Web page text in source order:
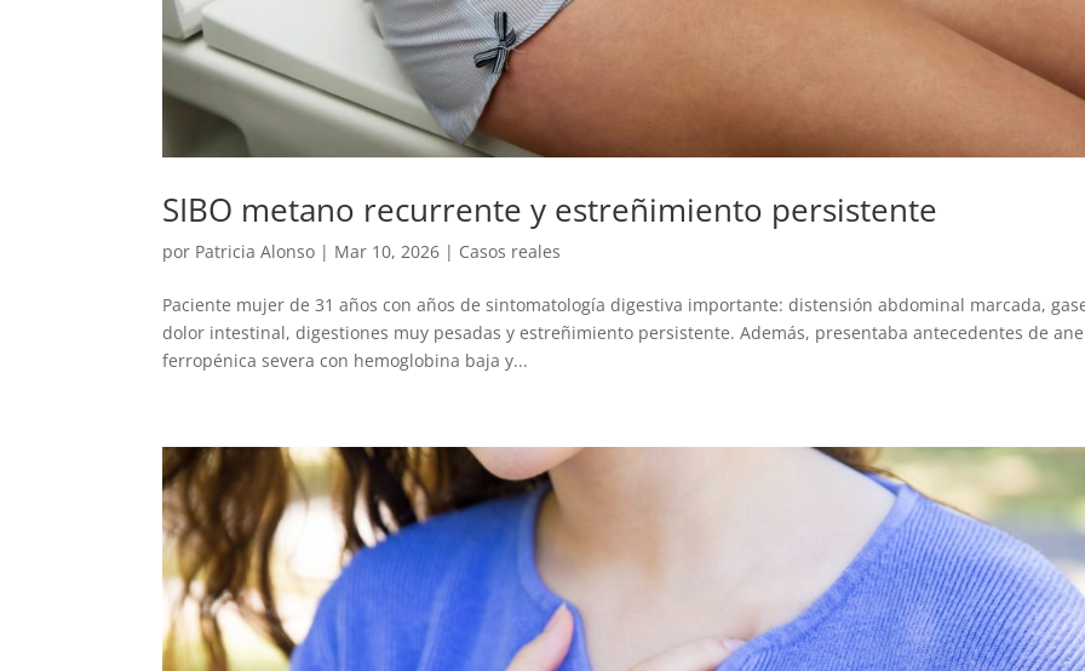
SIBO metano recurrente y estreñimiento persistente
por Patricia Alonso | Mar 10, 2026 | Casos reales
Paciente mujer de 31 años con años de sintomatología digestiva importante: distensión abdominal marcada,
dolor intestinal, digestiones muy pesadas y estreñimiento persistente. Además, presentaba antecedentes de
ferropénica severa con hemoglobina baja y...